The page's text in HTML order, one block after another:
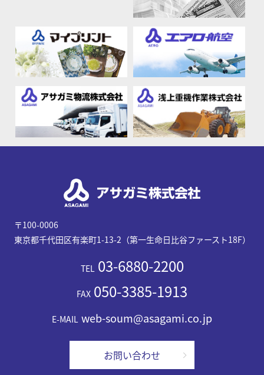
〒100-0006
東京都千代田区有楽町1-13-2（第一生命日比谷ファースト18F）
TEL03-6880-2200
FAX 050-3385-1913
E-MAIL web-soum@asagami.co.jp
お問い合わせ